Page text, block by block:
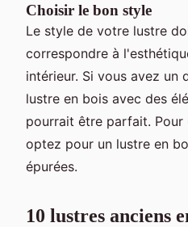
Choisir le bon style
Le style de votre lustre
correspondre à
intérieur. Si vous avez un
lustre en bois avec des
pourrait être parfait. Pour
optez pour un lustre en
épurées.
10 lustres anciens